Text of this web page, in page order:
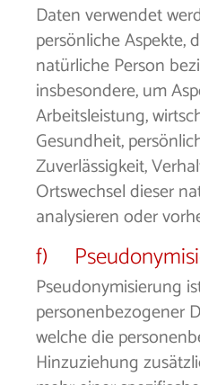
Daten verwendet
persönliche Aspekte,
natürliche Person
insbesondere, um
Arbeitsleistung,
Gesundheit,
Zuverlässigkeit,
Ortswechsel dieser
analysieren oder
f)
Pseudonymisierung
personenbezogener
welche die
Hinzuziehung